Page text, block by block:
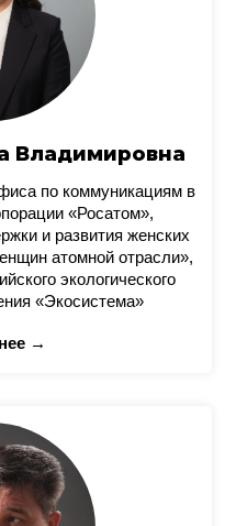
Владимировна
по коммуникациям в
«Росатом»,
и развития женских
атомной отрасли»,
экологического
«Экосистема»
→